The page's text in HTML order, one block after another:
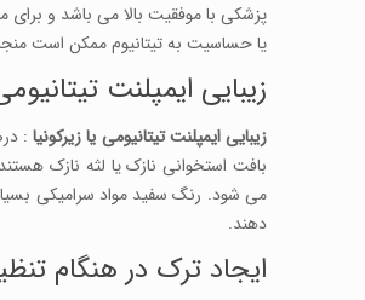
پزشکی با موفقیت بالا می باشد و
یا حساسیت به تیتانیوم ممکن است
زیبایی ايمپلنت
زیبایی ايمپلنت تيتانيومی يا زيرکونيا:
بافت استخوانی نازک یا لثه نازک
می شود. رنگ سفید مواد سرامیکی
دهند.
ایجاد ترک در هنگام